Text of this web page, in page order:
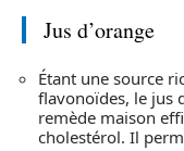
Jus d’orange
Étant une source
flavonoïdes, le jus
remède maison
cholestérol. Il